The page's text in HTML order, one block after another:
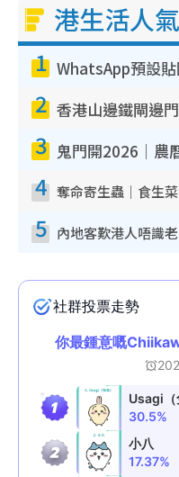
港生活人
1
2
3
4
5